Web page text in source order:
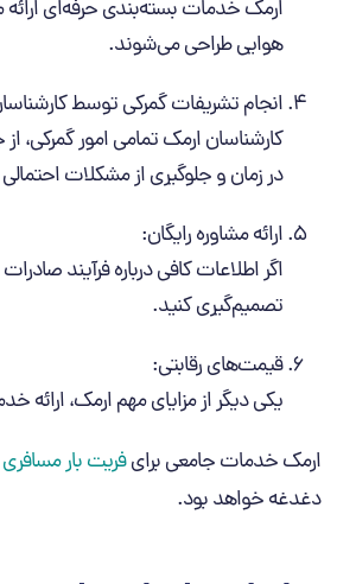
ارمک خدمات بسته‌بندی حرفه‌ای ارائه
هوایی طراحی می‌شوند.
انجام تشریفات گمرکی توسط
کارشناسان ارمک تمامی امور
در زمان و جلوگیری از مشکلات
ارائه مشاوره رایگان:
اگر اطلاعات کافی درباره فرآیند
تصمیم‌گیری کنید.
قیمت‌های رقابتی:
یکی دیگر از مزایای مهم ارمک،
ارمک خدمات جامعی برایفریت بار مسافری
دغدغه خواهد بود.